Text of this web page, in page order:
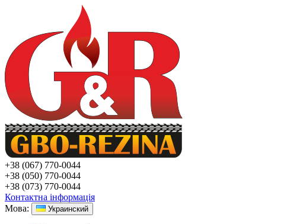
+38 (067) 770-0044
+38 (050) 770-0044
+38 (073) 770-0044
Контактна інформація
Мова:
Украинский